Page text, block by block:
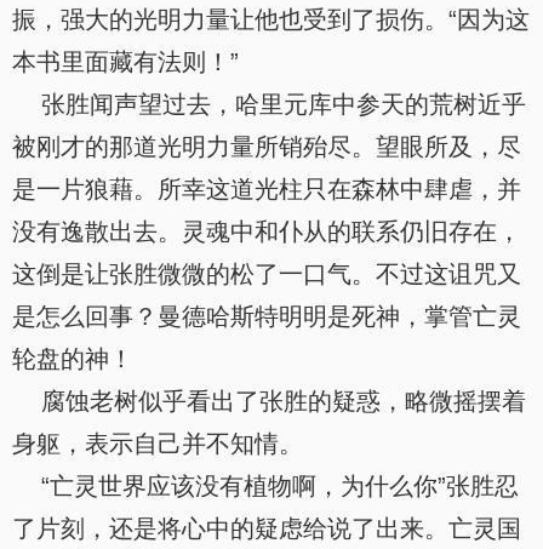
振，强大的光明力量让他也受到了损伤。“因为这
本书里面藏有法则！”
张胜闻声望过去，哈里元库中参天的荒树近乎
被刚才的那道光明力量所销殆尽。望眼所及，尽
是一片狼藉。所幸这道光柱只在森林中肆虐，并
没有逸散出去。灵魂中和仆从的联系仍旧存在，
这倒是让张胜微微的松了一口气。不过这诅咒又
是怎么回事？曼德哈斯特明明是死神，掌管亡灵
轮盘的神！
腐蚀老树似乎看出了张胜的疑惑，略微摇摆着
身躯，表示自己并不知情。
“亡灵世界应该没有植物啊，为什么你”张胜忍
了片刻，还是将心中的疑虑给说了出来。亡灵国